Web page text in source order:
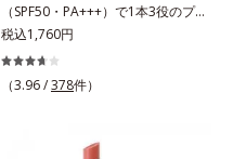
異性化糖配合＝保湿成分【ご使用方
法】2層タイプなので、必ず容器を
よく振ってからお使いください。メ
イクの仕上げに、顔から20cm程度
シュが目安）ミストを塗布後、肌に
（SPF50・PA+++）で1本3役のプラ
イマー。凹凸をつるんとなめらかに
(*1)整え、化粧ノリUPの高機能化粧
下地。“塗るたび高まる、素肌の美
る小ジワをカバーしてハリ肌に整え
税込1,760円
（3.96 /378件）